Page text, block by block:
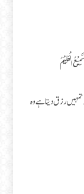
الْعَلِيْمُ
تمہیں رزق دیتا ہے وہ